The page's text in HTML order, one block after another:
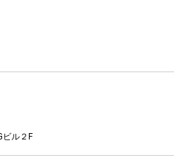
ビル２F